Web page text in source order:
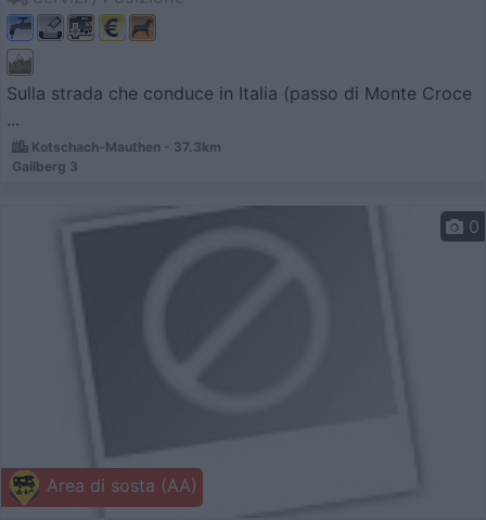
Sulla strada che conduce in Italia (passo di Monte Croce
...
Kotschach-Mauthen - 37.3km
Gailberg 3
Area di sosta (AA)
0